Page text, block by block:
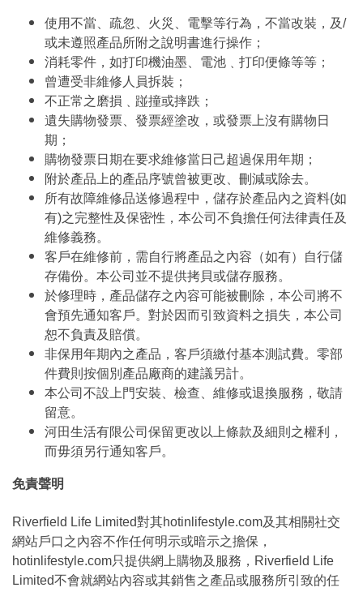
使用不當、疏忽、火災、電擊等行為，不當改裝，及/
或未遵照產品所附之說明書進行操作；
消耗零件，如打印機油墨、電池﹑打印便條等等；
曾遭受非維修人員拆裝；
不正常之磨損﹑踫撞或摔跌；
遺失購物發票、發票經塗改，或發票上沒有購物日
期；
購物發票日期在要求維修當日己超過保用年期；
附於產品上的產品序號曾被更改、刪減或除去。
所有故障維修品送修過程中，儲存於產品內之資料(如
有)之完整性及保密性，本公司不負擔任何法律責任及
維修義務。
客戶在維修前，需自行將產品之內容（如有）自行儲
存備份。本公司並不提供拷貝或儲存服務。
於修理時，產品儲存之內容可能被刪除，本公司將不
會預先通知客戶。對於因而引致資料之損失，本公司
恕不負責及賠償。
非保用年期內之產品，客戶須繳付基本測試費。零部
件費則按個別產品廠商的建議另計。
本公司不設上門安裝、檢查、維修或退換服務，敬請
留意。
河田生活有限公司保留更改以上條款及細則之權利，
而毋須另行通知客戶。
免責聲明
Riverfield Life Limited對其hotinlifestyle.com及其相關社交
網站戶口之內容不作任何明示或暗示之擔保，
hotinlifestyle.com只提供網上購物及服務，Riverfield Life
Limited不會就網站內容或其銷售之產品或服務所引致的任